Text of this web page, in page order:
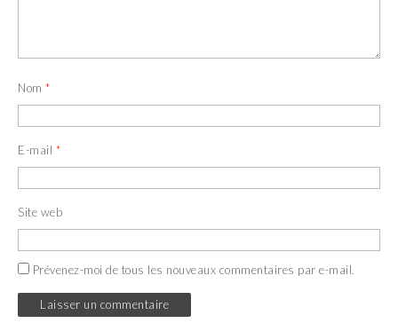
Nom *
E-mail *
Site web
Prévenez-moi de tous les nouveaux commentaires par e-mail.